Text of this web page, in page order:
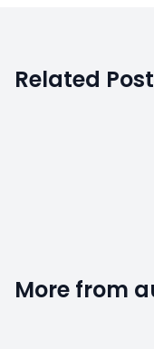
Related
More from